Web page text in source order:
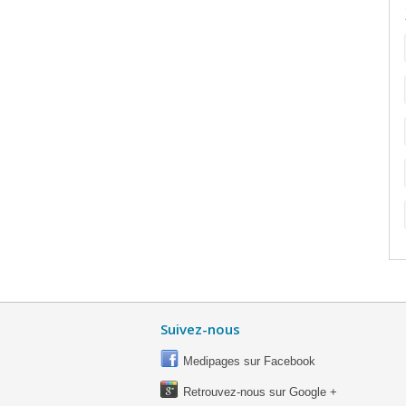
Suivez-nous
Medipages sur Facebook
Retrouvez-nous sur Google +